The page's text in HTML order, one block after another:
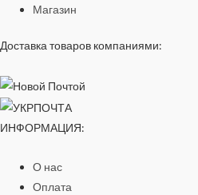
Магазин
Доставка товаров компаниями:
ИНФОРМАЦИЯ:
О нас
Оплата